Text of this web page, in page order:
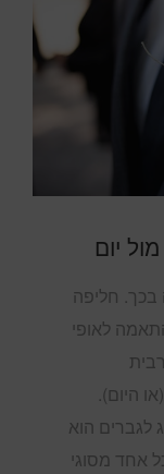
יום
בכך. חליפה
לאופי
היום).
לגברים הוא
אחד מסוגי